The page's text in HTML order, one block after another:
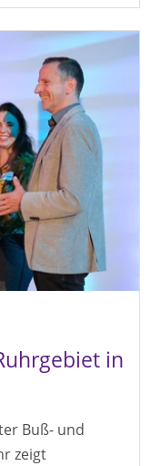
in
Buß- und
zeigt